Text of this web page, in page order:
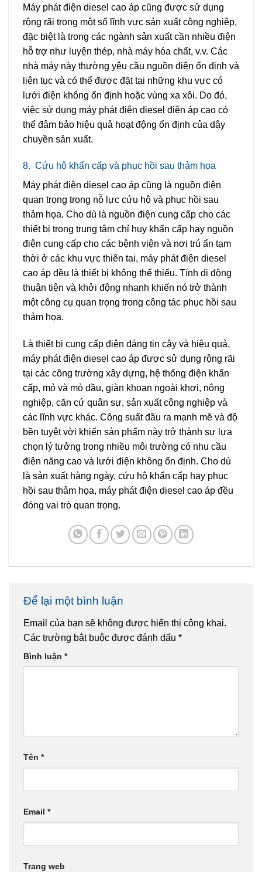
Máy phát điện diesel cao áp cũng được sử dụng
rộng rãi trong một số lĩnh vực sản xuất công nghiệp,
đặc biệt là trong các ngành sản xuất cần nhiều điện
hỗ trợ như luyện thép, nhà máy hóa chất, v.v. Các
nhà máy này thường yêu cầu nguồn điện ổn định và
liên tục và có thể được đặt tại những khu vực có
lưới điện không ổn định hoặc vùng xa xôi. Do đó,
việc sử dụng máy phát điện diesel điện áp cao có
thể đảm bảo hiệu quả hoạt động ổn định của dây
chuyền sản xuất.
8. Cứu hộ khẩn cấp và phục hồi sau thảm họa
Máy phát điện diesel cao áp cũng là nguồn điện
quan trọng trong nỗ lực cứu hộ và phục hồi sau
thảm họa. Cho dù là nguồn điện cung cấp cho các
thiết bị trong trung tâm chỉ huy khẩn cấp hay nguồn
điện cung cấp cho các bệnh viện và nơi trú ẩn tạm
thời ở các khu vực thiên tai, máy phát điện diesel
cao áp đều là thiết bị không thể thiếu. Tính di động
thuận tiện và khởi động nhanh khiến nó trở thành
một công cụ quan trọng trong công tác phục hồi sau
thảm họa.
Là thiết bị cung cấp điện đáng tin cậy và hiệu quả,
máy phát điện diesel cao áp được sử dụng rộng rãi
tại các công trường xây dựng, hệ thống điện khẩn
cấp, mỏ và mỏ dầu, giàn khoan ngoài khơi, nông
nghiệp, căn cứ quân sự, sản xuất công nghiệp và
các lĩnh vực khác. Công suất đầu ra mạnh mẽ và độ
bền tuyệt vời khiến sản phẩm này trở thành sự lựa
chọn lý tưởng trong nhiều môi trường có nhu cầu
điện năng cao và lưới điện không ổn định. Cho dù
là sản xuất hàng ngày, cứu hộ khẩn cấp hay phục
hồi sau thảm họa, máy phát điện diesel cao áp đều
đóng vai trò quan trọng.
Để lại một bình luận
Email của bạn sẽ không được hiển thị công khai.
Các trường bắt buộc được đánh dấu *
Bình luận *
Tên *
Email *
Trang web